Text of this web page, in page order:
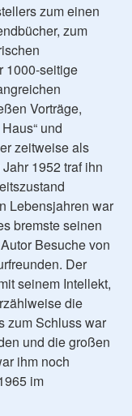
zum einen
zum
1000-seitige
Vorträge,
und
zeitweise als
1952 traf ihn
Lebensjahren war
bremste seinen
Besuche von
Der
seinem Intellekt,
die
zum Schluss war
und die großen
ihm noch
im